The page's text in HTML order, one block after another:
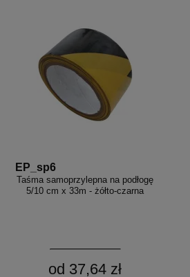
EP_sp6
Taśma samoprzylepna na podłogę
5/10 cm x 33m - żółto-czarna
od 37,64 zł